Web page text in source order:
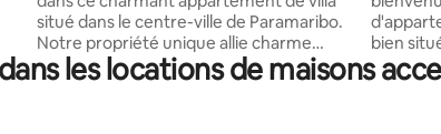
situé dans le centre-ville de Paramaribo.
Notre propriété unique allie charme
historique et confort moderne. Les
hauts plafonds, les planchers de bois
bien
les locations de maisons